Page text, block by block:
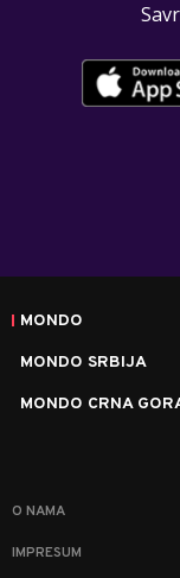
MONDO
MONDO SRBIJA
MONDO CRNA
O NAMA
IMPRESUM